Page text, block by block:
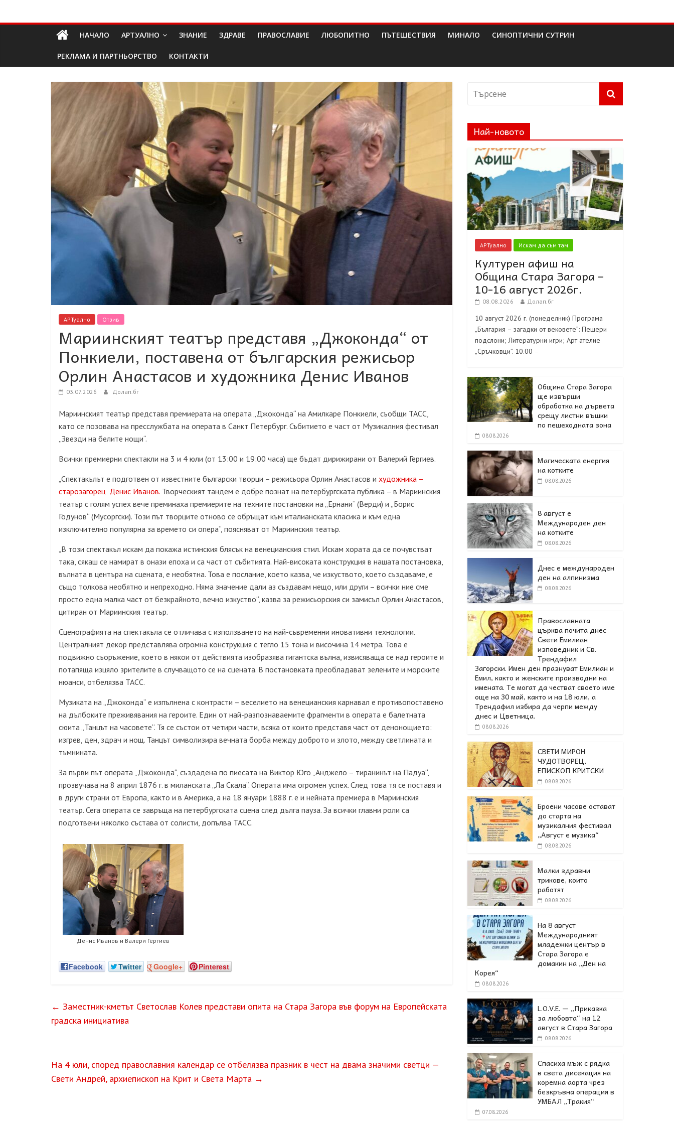
Долап
БГ
изкуство|
пътешествия|
мода|
събития|
кухня|
реклама|
минало|
НАЧАЛО АРТУАЛНО ЗНАНИЕ ЗДРАВЕ ПРАВОСЛАВИЕ ЛЮБОПИТНО ПЪТЕШЕСТВИЯ МИНАЛО СИНОПТИЧНИ СУТРИН
РЕКЛАМА И ПАРТНЬОРСТВО КОНТАКТИ
АРТуално Отзив
Мариинският театър представя „Джоконда“ от
Понкиели, поставена от българския режисьор
Орлин Анастасов и художника Денис Иванов
03.07.2026 Долап.бг
Мариинският театър представя премиерата на операта „Джоконда“ на Амилкаре Понкиели, съобщи ТАСС,
като се позовава на пресслужбата на операта в Санкт Петербург. Събитието е част от Музикалния фестивал
„Звезди на белите нощи“.
Всички премиерни спектакли на 3 и 4 юли (от 13:00 и 19:00 часа) ще бъдат дирижирани от Валерий Гергиев.
„Спектакълът е подготвен от известните български творци – режисьора Орлин Анастасов и художника –
старозагорец Денис Иванов. Творческият тандем е добре познат на петербургската публика – в Мариинския
театър с голям успех вече преминаха премиерите на техните постановки на „Ернани“ (Верди) и „Борис
Годунов“ (Мусоргски). Този път творците отново се обръщат към италианската класика и към една
изключително популярна за времето си опера“, поясняват от Мариинския театър.
„В този спектакъл искам да покажа истинския блясък на венецианския стил. Искам хората да се почувстват
така, сякаш се намират в онази епоха и са част от събитията. Най-високата конструкция в нашата постановка,
вълната в центъра на сцената, е необятна. Това е послание, което казва, че изкуството, което създаваме, е
също толкова необятно и непреходно. Няма значение дали аз създавам нещо, или други – всички ние сме
просто една малка част от безкрайното, вечно изкуство“, казва за режисьорския си замисъл Орлин Анастасов,
цитиран от Мариинския театър.
Сценографията на спектакъла се отличава с използването на най-съвременни иновативни технологии.
Централният декор представлява огромна конструкция с тегло 15 тона и височина 14 метра. Това е
подвижно съоръжение, което в някои от действията изобразява гигантска вълна, извисяваща се над героите и
потапяща изцяло зрителите в случващото се на сцената. В постановката преобладават зелените и морските
нюанси, отбелязва ТАСС.
Музиката на „Джоконда“ е изпълнена с контрасти – веселието на венецианския карнавал е противопоставено
на дълбоките преживявания на героите. Един от най-разпознаваемите фрагменти в операта е балетната
сюита „Танцът на часовете“. Тя се състои от четири части, всяка от които представя част от денонощието:
изгрев, ден, здрач и нощ. Танцът символизира вечната борба между доброто и злото, между светлината и
тъмнината.
За първи път операта „Джоконда“, създадена по пиесата на Виктор Юго „Анджело – тиранинът на Падуа“,
прозвучава на 8 април 1876 г. в миланската „Ла Скала“. Операта има огромен успех. След това тя се поставя и
в други страни от Европа, както и в Америка, а на 18 януари 1888 г. е и нейната премиера в Мариинския
театър. Сега операта се завръща на петербургската сцена след дълга пауза. За всички главни роли са
подготвени няколко състава от солисти, допълва ТАСС.
Денис Иванов и Валери Гергиев
Facebook Twitter Google+ Pinterest
← Заместник-кметът Светослав Колев представи опита на Стара Загора във форум на Европейската
градска инициатива
На 4 юли, според православния календар се отбелязва празник в чест на двама значими светци —
Свети Андрей, архиепископ на Крит и Света Марта →
Най-новото
АРТуално Искам да съм там
Културен афиш на
Община Стара Загора –
10-16 август 2026г.
08.08.2026 Долап.бг
10 август 2026 г. (понеделник) Програма
„България – загадки от вековете”: Пещери
подслони; Литературни игри; Арт ателие
„Сръчковци”. 10.00 –
Община Стара Загора
ще извърши
обработка на дървета
срещу листни въшки
по пешеходната зона
08.08.2026
Магическата енергия
на котките
08.08.2026
8 август е
Международен ден
на котките
08.08.2026
Днес е международен
ден на алпинизма
08.08.2026
Православната
църква почита днес
Свети Емилиан
изповедник и Св.
Трендафил
Загорски. Имен ден празнуват Емилиан и
Емил, както и женските производни на
имената. Те могат да честват своето име
още на 30 май, както и на 18 юли, а
Трендафил избира да черпи между
днес и Цветница.
08.08.2026
СВЕТИ МИРОН
ЧУДОТВОРЕЦ,
ЕПИСКОП КРИТСКИ
08.08.2026
Броени часове остават
до старта на
музикалния фестивал
„Август е музика“
08.08.2026
Малки здравни
трикове, които
работят
08.08.2026
На 8 август
Международният
младежки център в
Стара Загора е
домакин на „Ден на
Корея“
08.08.2026
L.O.V.E. — „Приказка
за любовта“ на 12
август в Стара Загора
08.08.2026
Спасиха мъж с рядка
в света дисекация на
коремна аорта чрез
безкръвна операция в
УМБАЛ „Тракия“
07.08.2026